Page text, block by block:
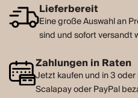
Lieferbereit
Eine große Auswahl an
sind und sofort versandt
Zahlungen in Raten
Jetzt kaufen und in 3
Scalapay oder PayPal